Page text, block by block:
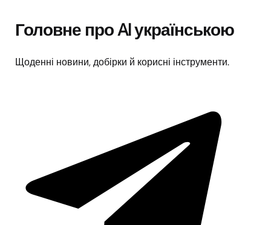
Головне про AI українською
Щоденні новини, добірки й корисні інструменти.